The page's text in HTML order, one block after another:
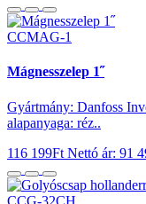
CCMAG-1
Mágnesszelep 1˝
Gyártmány: Danfoss
alapanyaga: réz..
116 199Ft Nettó ár: 91
CCG-32CH